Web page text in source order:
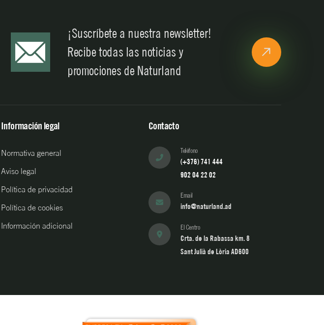
¡Suscríbete a nuestra newsletter!
Recibe todas las noticias y
promociones de Naturland
Información legal
Normativa general
Aviso legal
Política de privacidad
Política de cookies
Información adicional
Contacto
Teléfono
(+376) 741 444
902 04 22 02
Email
info@naturland.ad
El Centro
Crta. de la Rabassa km. 8
Sant Julià de Lòria AD600